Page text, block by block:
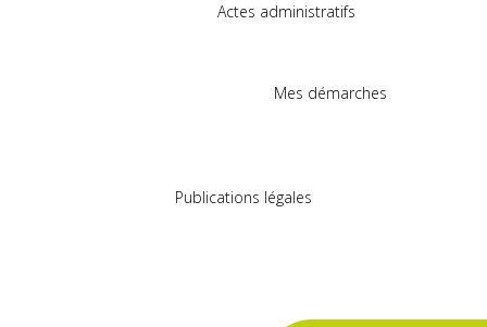
Actes administratifs
Mes démarches
Publications légales